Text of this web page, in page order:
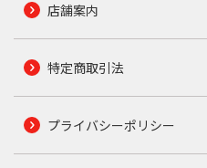
店舗案内
特定商取引法
プライバシーポリシー